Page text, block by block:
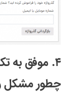
۴. موفق به
چطور مشکل